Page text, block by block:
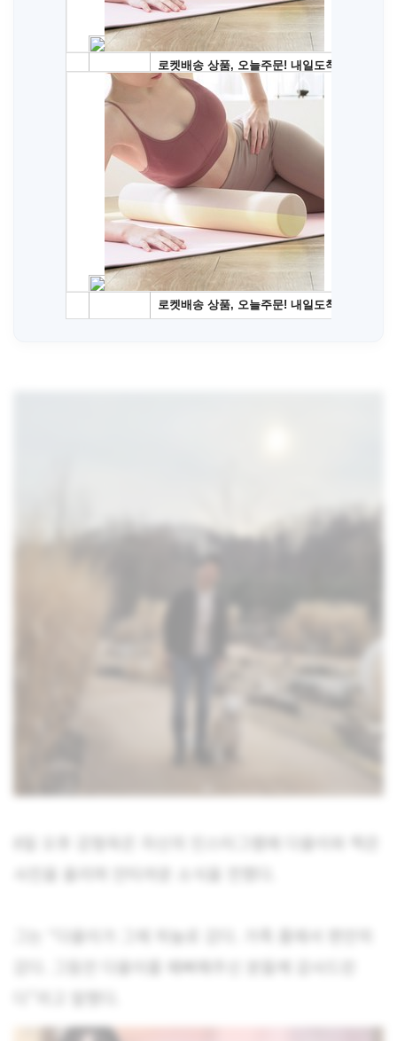
그는 “다올이가 그제 하늘로 갔다. 가족 품에서 편안히
갔다. 그동안 다올이를 예뻐해주신 분들께 감사드린